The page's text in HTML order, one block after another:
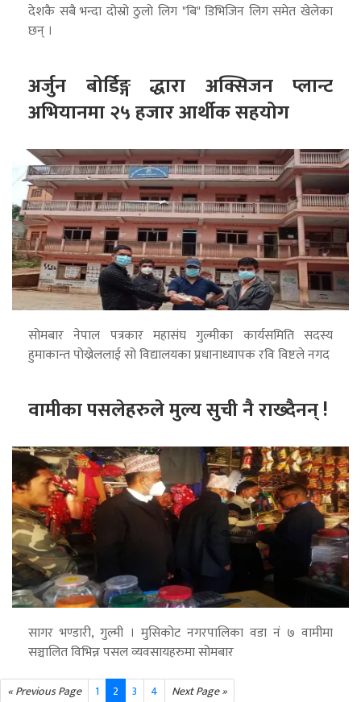
देशकै सबै भन्दा दोस्रो ठुलो लिग "बि" डिभिजिन लिग समेत खेलेका
छन् ।
अर्जुन बोर्डिङ्ग द्धारा अक्सिजन प्लान्ट
अभियानमा २५ हजार आर्थीक सहयोग
सोमबार नेपाल पत्रकार महासंघ गुल्मीका कार्यसमिति सदस्य
हुमाकान्त पोख्रेललाई सो विद्यालयका प्रधानाध्यापक रवि विष्टले नगद
वामीका पसलेहरुले मुल्य सुची नै राख्दैनन् !
सागर भण्डारी, गुल्मी । मुसिकोट नगरपालिका वडा नं ७ वामीमा
सञ्चालित विभिन्न पसल व्यवसायहरुमा सोमबार
« Previous Page 1 2 3 4 Next Page »